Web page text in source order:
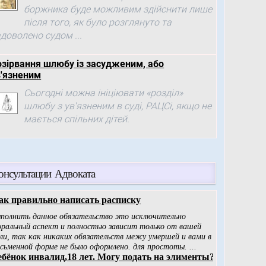
боржника буде можливим здійснити лише
після того, як було розглянуто та
судом ...
шлюбу із засудженим, або
Сьогодні можна ініціювати «розділ»
шлюбу з ув'язненим в суді, РАЦСі, якщо не
мається спільних дітей.
Адвоката